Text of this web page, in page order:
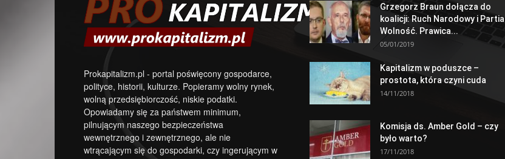
Prokapitalizm.pl - portal poświęcony gospodarce,
polityce, historii, kulturze. Popieramy wolny rynek,
wolną przedsiębiorczość, niskie podatki.
Opowiadamy się za państwem minimum,
pilnującym naszego bezpieczeństwa
wewnętrznego i zewnętrznego, ale nie
wtrącającym się do gospodarki, czy ingerującym w
Grzegorz Braun dołącza do
koalicji: Ruch Narodowy i Partia
Wolność. Prawica...
05/01/2019
Kapitalizm w poduszce –
prostota, która czyni cuda
14/11/2018
Komisja ds. Amber Gold – czy
było warto?
17/11/2018